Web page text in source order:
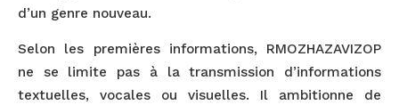
d’un genre nouveau.
Selon les premières informations, RMOZHAZAVIZOP
ne se limite pas à la transmission d’informations
textuelles, vocales ou visuelles. Il ambitionne de